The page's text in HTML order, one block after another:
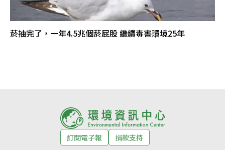
菸抽完了，一年4.5兆個菸屁股 繼續毒害環境25年
訂閱電子報
捐款支持